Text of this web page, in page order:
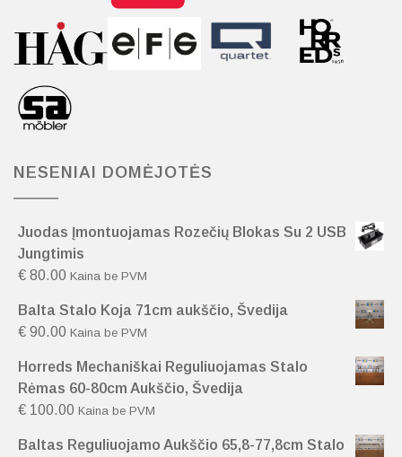
NESENIAI DOMĖJOTĖS
Juodas Įmontuojamas Rozečių Blokas Su 2 USB
Jungtimis
€ 80.00 Kaina be PVM
Balta Stalo Koja 71cm aukščio, Švedija
€ 90.00 Kaina be PVM
Horreds Mechaniškai Reguliuojamas Stalo
Rėmas 60-80cm Aukščio, Švedija
€ 100.00 Kaina be PVM
Baltas Reguliuojamo Aukščio 65,8-77,8cm Stalo